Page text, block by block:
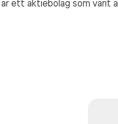
ett aktiebolag som varit